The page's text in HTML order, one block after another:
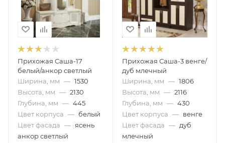
Прихожая Саша-17
белый/анкор светлый
Ширина, мм — 1530
Высота, мм — 2130
Глубина, мм — 445
Цвет корпуса — белый
Цвет фасада — ясень
анкор светлый
Прихожая Саша-3 венге/
дуб млечный
Ширина, мм — 1806
Высота, мм — 2116
Глубина, мм — 430
Цвет корпуса — венге
Цвет фасада — дуб
млечный